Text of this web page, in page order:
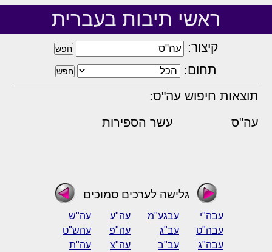
ראשי תיבות בעברית
קיצור:
תחום:
תוצאות חיפוש עה"ס:
עה"ס עשר הספירות
גלישה לערכים סמוכים
עבה"י עבגע"מ עה"ע
עה"ש
עבה"ט
עב"ג עה"פ
עהש"ט
עבה"ג
עב"ב עה"צ
עה"ת